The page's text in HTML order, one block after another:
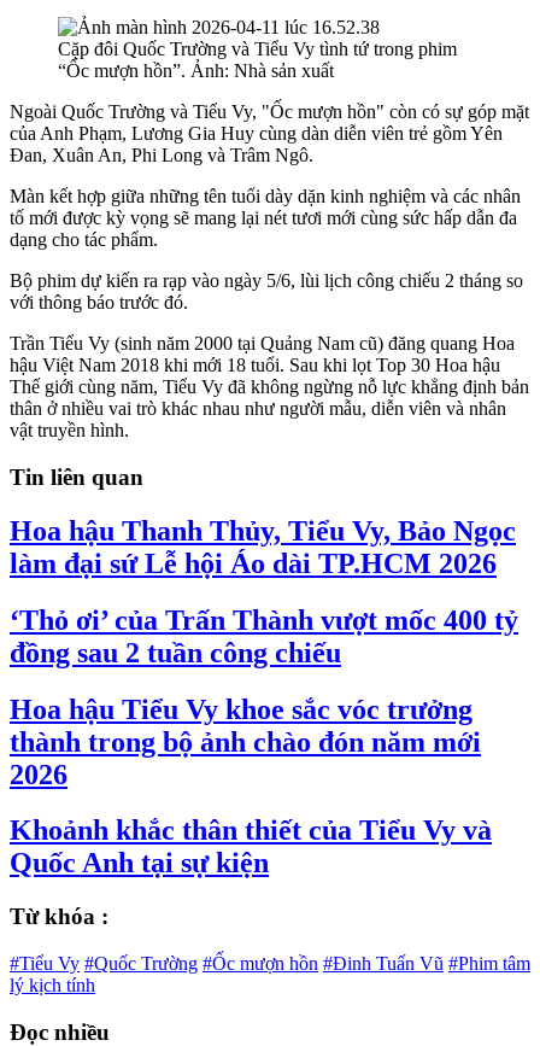
Cặp đôi Quốc Trường và Tiểu Vy tình tứ trong phim
“Ốc mượn hồn”. Ảnh: Nhà sản xuất
Ngoài Quốc Trường và Tiểu Vy, "Ốc mượn hồn" còn có sự góp mặt
của Anh Phạm, Lương Gia Huy cùng dàn diễn viên trẻ gồm Yên
Đan, Xuân An, Phi Long và Trâm Ngô.
Màn kết hợp giữa những tên tuổi dày dặn kinh nghiệm và các nhân
tố mới được kỳ vọng sẽ mang lại nét tươi mới cùng sức hấp dẫn đa
dạng cho tác phẩm.
Bộ phim dự kiến ra rạp vào ngày 5/6, lùi lịch công chiếu 2 tháng so
với thông báo trước đó.
Trần Tiểu Vy (sinh năm 2000 tại Quảng Nam cũ) đăng quang Hoa
hậu Việt Nam 2018 khi mới 18 tuổi. Sau khi lọt Top 30 Hoa hậu
Thế giới cùng năm, Tiểu Vy đã không ngừng nỗ lực khẳng định bản
thân ở nhiều vai trò khác nhau như người mẫu, diễn viên và nhân
vật truyền hình.
Tin liên quan
Hoa hậu Thanh Thủy, Tiểu Vy, Bảo Ngọc
làm đại sứ Lễ hội Áo dài TP.HCM 2026
‘Thỏ ơi’ của Trấn Thành vượt mốc 400 tỷ
đồng sau 2 tuần công chiếu
Hoa hậu Tiểu Vy khoe sắc vóc trưởng
thành trong bộ ảnh chào đón năm mới
2026
Khoảnh khắc thân thiết của Tiểu Vy và
Quốc Anh tại sự kiện
Từ khóa :
#Tiểu Vy #Quốc Trường #Ốc mượn hồn #Đinh Tuấn Vũ #Phim tâm
lý kịch tính
Đọc nhiều